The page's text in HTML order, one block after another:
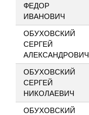
ФЕДОР
ИВАНОВИЧ
ОБУХОВСКИЙ
СЕРГЕЙ
АЛЕКСАНДРОВИЧ
ОБУХОВСКИЙ
СЕРГЕЙ
НИКОЛАЕВИЧ
ОБУХОВСКИЙ